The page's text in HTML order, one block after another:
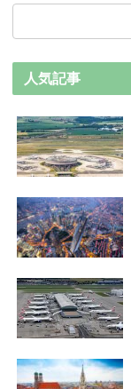
人気記事